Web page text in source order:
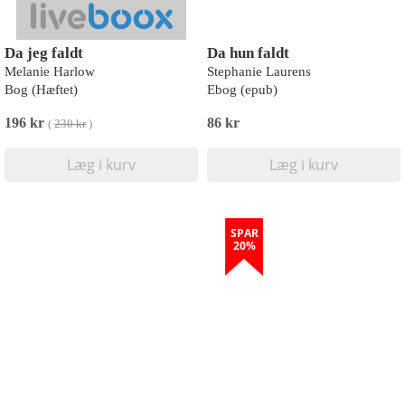
Da jeg faldt
Melanie Harlow
Bog (Hæftet)
196 kr ( 230 kr)
Læg i kurv
Da hun faldt
Stephanie Laurens
Ebog (epub)
86 kr
Læg i kurv
SPAR
20%